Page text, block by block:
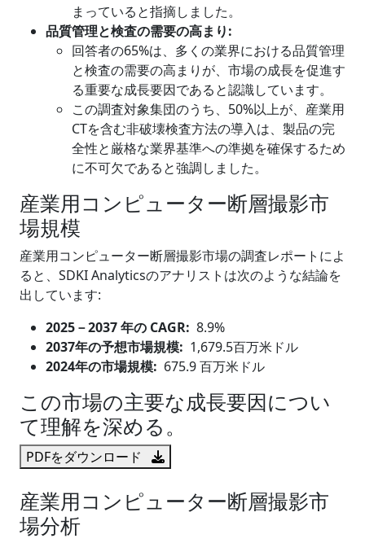
まっていると指摘しました。
品質管理と検査の需要の高まり:
回答者の65%は、多くの業界における品質管理
と検査の需要の高まりが、市場の成長を促進す
る重要な成長要因であると認識しています。
この調査対象集団のうち、50%以上が、産業用
CTを含む非破壊検査方法の導入は、製品の完
全性と厳格な業界基準への準拠を確保するため
に不可欠であると強調しました。
産業用コンピューター断層撮影市
場規模
産業用コンピューター断層撮影市場の調査レポートによ
ると、SDKI Analyticsのアナリストは次のような結論を
出しています:
2025－2037 年の CAGR: 8.9%
2037年の予想市場規模: 1,679.5百万米ドル
2024年の市場規模: 675.9 百万米ドル
この市場の主要な成長要因につい
て理解を深める。
PDFをダウンロード
産業用コンピューター断層撮影市
場分析